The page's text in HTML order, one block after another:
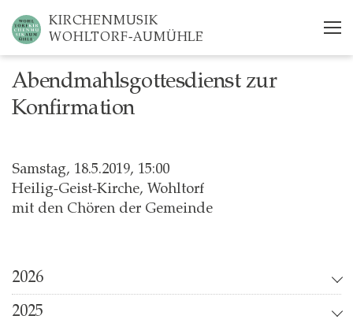
main
content
KIRCHENMUSIK
WOHLTORF-AUMÜHLE
Abendmahlsgottesdienst zur
Konfirmation
Samstag, 18.5.2019, 15:00
Heilig-Geist-Kirche, Wohltorf
mit den Chören der Gemeinde
2026
2025